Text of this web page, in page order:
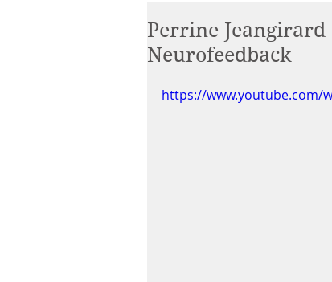
Perrine
Neurofeedback
https://www.youtube.com/